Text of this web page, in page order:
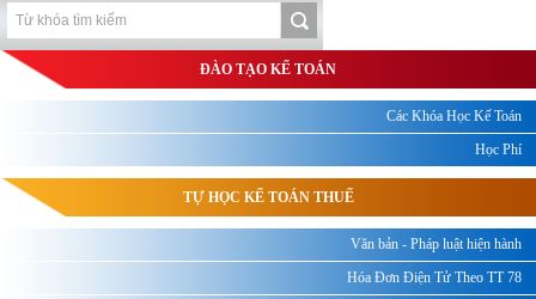
ĐÀO TẠO KẾ TOÁN
Các Khóa Học Kế Toán
Học Phí
TỰ HỌC KẾ TOÁN THUẾ
Văn bản - Pháp luật hiện hành
Hóa Đơn Điện Tử Theo TT 78